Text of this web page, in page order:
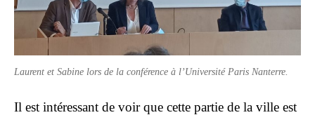
Laurent et Sabine lors de la conférence à l’Université Paris Nanterre.
Il est intéressant de voir que cette partie de la ville est